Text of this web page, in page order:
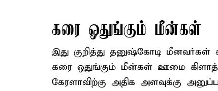
கரை ஒதுங்கும் மீன்கள்
இது குறித்து தனுஷ்கோடி மீனவர்கள்
கரை ஒதுங்கும் மீன்கள் ஊமை
கேரளாவிற்கு அதிக அளவுக்கு